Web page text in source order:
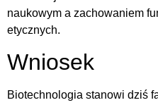
naukowym a zachowaniem
etycznych.
Wniosek
Biotechnologia stanowi dziś